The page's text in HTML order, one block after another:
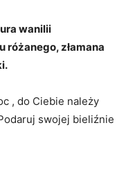
wanilii
różanego, złamana
, do Ciebie należy
swojej bieliźnie